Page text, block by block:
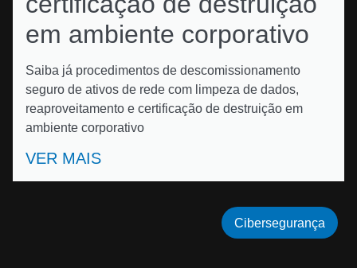
em ambiente corporativo
Saiba já procedimentos de descomissionamento
seguro de ativos de rede com limpeza de dados,
reaproveitamento e certificação de destruição em
ambiente corporativo
VER MAIS
Cibersegurança